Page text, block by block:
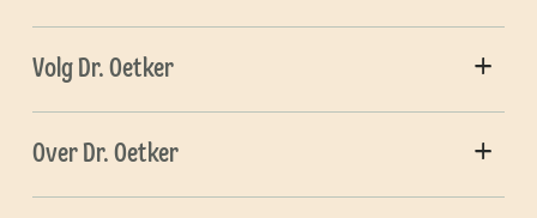
Volg Dr. Oetker
Over Dr. Oetker